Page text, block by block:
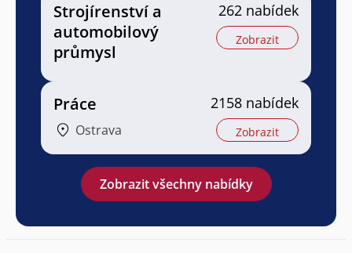
Strojírenství a
automobilový
průmysl
262 nabídek
Zobrazit
Práce
Ostrava
2158 nabídek
Zobrazit
Zobrazit všechny nabídky